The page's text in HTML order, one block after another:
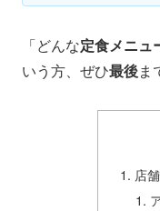
「どんな定食メニュ
いう方、ぜひ最後ま
店